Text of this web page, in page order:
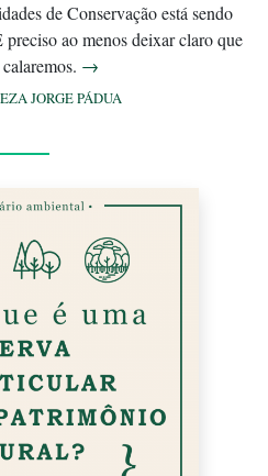
de Conservação está sendo
ao menos deixar claro que
→
JORGE PÁDUA